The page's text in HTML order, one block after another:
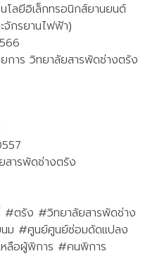
โลยีอิเล็กทรอนิกส์ยานยนต์
จักรยานไฟฟ้า)
การ วิทยาลัยสารพัดช่างตรัง
สารพัดช่างตรัง
#ตรัง #วิทยาลัยสารพัดช่าง
ม #ศูนย์ศูนย์ซ่อมดัดแปลง
ลือผู้พิการ #คนพิการ